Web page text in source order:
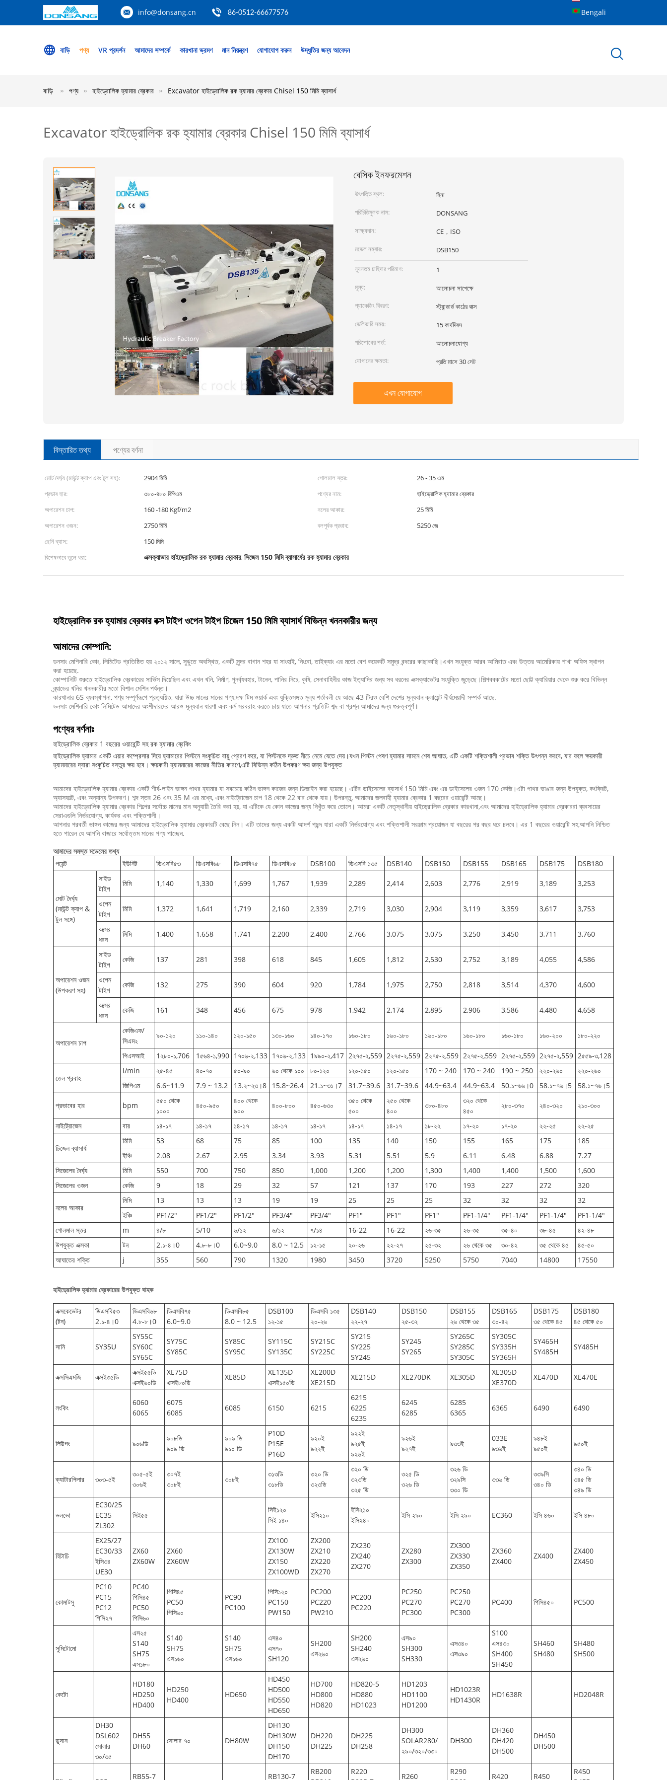
info@donsang.cn 86-0512-66677576 Bengali
বাড়ি পণ্য VR প্রদর্শন আমাদের সম্পর্কে কারখানা ভ্রমণ মান নিয়ন্ত্রণ যোগাযোগ করুন উদ্ধৃতির জন্য আবেদন
বাড়ি পণ্য হাইড্রোলিক হ্যামার ব্রেকার Excavator হাইড্রোলিক রক হ্যামার ব্রেকার Chisel 150 মিমি ব্যাসার্ধ
Excavator হাইড্রোলিক রক হ্যামার ব্রেকার Chisel 150 মিমি ব্যাসার্ধ
বেসিক ইনফরমেশন
উৎপত্তি স্থল:
হিনা
পরিচিতিমুলক নাম:
DONSANG
সাক্ষ্যদান:
CE，ISO
মডেল নম্বার:
DSB150
ন্যূনতম চাহিদার পরিমাণ:
1
মূল্য:
আলোচনা সাপেক্ষে
প্যাকেজিং বিবরণ:
স্ট্যান্ডার্ড কাঠের বাক্স
ডেলিভারি সময়:
15 কার্যদিবস
পরিশোধের শর্ত:
আলোচনাযোগ্য
যোগানের ক্ষমতা:
প্রতি মাসে 30 সেট
এখন যোগাযোগ
বিস্তারিত তথ্য পণ্যের বর্ণনা
মোট দৈর্ঘ্য (মাউন্ট ক্যাপ এবং টুল সহ): 2904 মিমি গোলমাল স্তর:
26 - 35 এম
প্রভাব হার:
৩৮০-৪৮০ বিপিএম পণ্যের নাম:
হাইড্রোলিক হ্যামার ব্রেকার
অপারেশন চাপ:
160 -180 Kgf/m2 নলের আকার:
25 মিমি
অপারেশন ওজন:
2750 মিমি বলপূর্বক প্রভাব:
5250 জে
ছেনি ব্যাস:
150 মিমি
বিশেষভাবে তুলে ধরা:
এক্সক্যাভার হাইড্রোলিক রক হ্যামার ব্রেকার,সিজেল 150 মিমি ব্যাসার্ধের রক হ্যামার ব্রেকার
হাইড্রোলিক রক হ্যামার ব্রেকার বক্স টাইপ ওপেন টাইপ চিজেল 150 মিমি ব্যাসার্ধ বিভিন্ন খননকারীর জন্য
আমাদের কোম্পানি:
ডনসাং মেশিনারি কোং, লিমিটেড প্রতিষ্ঠিত হয় ২০১২ সালে, সুঝুতে অবস্থিত, একটি সুন্দর বাগান শহর যা সাংহাই, নিংবো, তাইক্যাং এর মতো বেশ কয়েকটি সমুদ্র বন্দরের কাছাকাছি।এখন সংযুক্ত আরব আমিরাত এবং উত্তর আমেরিকায় শাখা অফিস স্থাপন
করা হয়েছে.
কোম্পানিটি শুরুতে হাইড্রোলিক ব্রেকারের সার্ভিস দিয়েছিল এবং এখন খনি, নির্মাণ, পুনর্ব্যবহার, টানেল, পানির নিচে, কৃষি, সেনাবাহিনীর কাজ ইত্যাদির জন্য সব ধরনের এক্সক্যাভেটর সংযুক্তি জুড়েছে।শিল্পববকাটের মতো ছোট্ট ক্যারিয়ার থেকে শুরু করে বিভিন্ন
ব্র্যাডের খনির খননকারীর মতো বিশাল মেশিন পর্যন্ত।
কারখানার 6S ব্যবস্থাপনা, পণ্য সম্পূর্ণরূপে প্রত্যয়িত, যারা উচ্চ মানের মানের পণ্য,দক্ষ টিম ওয়ার্ক এবং যুক্তিসঙ্গত মূল্য শর্তাবলী যে আছে 43 টিরও বেশি দেশের মূল্যবান ক্লায়েন্ট দীর্ঘমেয়াদী সম্পর্ক আছে.
ডনসাং মেশিনারি কোং লিমিটেড আমাদের অংশীদারদের আরও মূল্যবান ধারণা এবং কর্ম সরবরাহ করতে চায় যাতে আপনার প্রতিটি শব্দ বা প্রশ্ন আমাদের জন্য গুরুত্বপূর্ণ।
পণ্যের বর্ণনাঃ
হাইড্রোলিক ব্রেকার 1 বছরের ওয়ারেন্টি সহ রক হ্যামার ব্রেকিং
হাইড্রোলিক হ্যামার একটি এয়ার কম্প্রেসার দিয়ে হ্যামারের পিস্টনে সংকুচিত বায়ু প্রেরণ করে, যা পিস্টনকে দ্রুত নীচে নেমে যেতে দেয়।যখন পিস্টন পেষণ হ্যামার সামনে শেষ আঘাত, এটি একটি শক্তিশালী প্রভাব শক্তি উৎপন্ন করবে, যার ফলে ক্ষয়কারী
হ্যামমারের দ্বারা সংকুচিত বস্তুর ক্ষয় হবে। ক্ষয়কারী হ্যামমারের কাজের নীতির কারণে,এটি বিভিন্ন কঠিন উপকরণ ক্ষয় জন্য উপযুক্ত
আমাদের হাইড্রোলিক হ্যামার ব্রেকার একটি শীর্ষ-লাইন ভাঙ্গন পাথর হ্যামার যা সবচেয়ে কঠিন ভাঙ্গন কাজের জন্য ডিজাইন করা হয়েছে। এটির ডাইসেলের ব্যাসার্ধ 150 মিমি এবং এর ডাইসেলের ওজন 170 কেজি।এটা পাথর ভাঙার জন্য উপযুক্ত, কংক্রিট,
অ্যাসফাল্ট, এবং অন্যান্য উপকরণ। শব্দ স্তর 26 এবং 35 M এর মধ্যে, এবং নাইট্রোজেন চাপ 18 থেকে 22 বার থেকে যায়। উপরন্তু, আমাদের জলবাহী হ্যামার ব্রেকার 1 বছরের ওয়ারেন্টি আছে।
আমাদের হাইড্রোলিক হ্যামার ব্রেকার শিল্পের সর্বোচ্চ মানের মান অনুযায়ী তৈরি করা হয়, যা এটিকে যে কোন কাজের জন্য নিখুঁত করে তোলে। আমরা একটি নেতৃস্থানীয় হাইড্রোলিক ব্রেকার কারখানা,এবং আমাদের হাইড্রোলিক হ্যামার ব্রেকাররা ব্যবসায়ের
সেরাএগুলি নির্ভরযোগ্য, কার্যকর এবং শক্তিশালী।
আপনার পরবর্তী ভাঙ্গন কাজের জন্য আমাদের হাইড্রোলিক হ্যামার ব্রেকারটি বেছে নিন। এটি তাদের জন্য একটি আদর্শ পছন্দ যারা একটি নির্ভরযোগ্য এবং শক্তিশালী সরঞ্জাম প্রয়োজন যা বছরের পর বছর ধরে চলবে। এর 1 বছরের ওয়ারেন্টি সহ,আপনি নিশ্চিত
হতে পারেন যে আপনি বাজারে সর্বোত্তম মানের পণ্য পাচ্ছেন.
আমাদের সমস্ত মডেলের তথ্য
পয়েন্ট
ইউনিট ডিএসবি৫৩ ডিএসবি৬৮ ডিএসবি৭৫ ডিএসবি৮৫ DSB100 ডিএসবি ১৩৫ DSB140 DSB150 DSB155 DSB165 DSB175 DSB180
মোট দৈর্ঘ্য
(মাউন্ট ক্যাপ &
টুল সঙ্গে)
সাইড
টাইপ
মিমি 1,140 1,330 1,699 1,767 1,939 2,289 2,414 2,603 2,776 2,919 3,189 3,253
ওপেন
টাইপ
মিমি 1,372 1,641 1,719 2,160 2,339 2,719 3,030 2,904 3,119 3,359 3,617 3,753
বক্সের
ধরন
মিমি 1,400 1,658 1,741 2,200 2,400 2,766 3,075 3,075 3,250 3,450 3,711 3,760
অপারেশন ওজন
(উপকরণ সহ)
সাইড
টাইপ
কেজি 137 281 398 618 845 1,605 1,812 2,530 2,752 3,189 4,055 4,586
ওপেন
টাইপ
কেজি 132 275 390 604 920 1,784 1,975 2,750 2,818 3,514 4,370 4,600
বক্সের
ধরন
কেজি 161 348 456 675 978 1,942 2,174 2,895 2,906 3,586 4,480 4,658
অপারেশন চাপ
কেজিএফ/
সিএম২
৯০-১২০ ১১০-১৪০ ১২০-১৫০ ১৩০-১৬০ ১৪০-১৭০ ১৬০-১৮০ ১৬০-১৮০ ১৬০-১৮০ ১৬০-১৮০ ১৬০-১৮০ ১৬০-২০০ ১৮০-২২০
পিএসআই 1২৮০-১,706 1৫৬৪-১,990 1৭০৬-২,133 1৭০৬-২,133 1৯৯০-২,417 2২৭৫-২,559 2২৭৫-২,559 2২৭৫-২,559 2২৭৫-২,559 2২৭৫-২,559 2২৭৫-২,559 2৫৫৯-৩,128
তেল প্রবাহ
l/min ২৫-৪৫ ৪০-৭০ ৫০-৯০ ৬০ থেকে ১০০ ৮০-১২০ ১২০-১৫০ ১২০-১৫০ 170 ~ 240 170 ~ 240 190 ~ 250 ২২০-২৬০
২২০-২৬০
জিপিএম
6.6~11.9 7.9 ~ 13.2 13.২~২৩।8 15.8~26.4 21.১~৩১।7 31.7~39.6 31.7~39.6 44.9~63.4 44.9~63.4 50.১~৬৬।0 58.১~৭৬।5 58.১~৭৬।5
প্রভাবের হার bpm
৫৫০ থেকে
১০০০
৪৫০-৯৫০
৪০০ থেকে
৯০০
৪০০-৮০০ ৪৫০-৬৩০
৩৫০ থেকে
৫০০
২৫০ থেকে
৪০০
৩৮০-৪৮০
৩২০ থেকে
৪৫০
২৮০-৩৭০ ২৪০-৩২০ ২১০-৩০০
নাইট্রোজেন বার ১৪-১৭ ১৪-১৭ ১৪-১৭ ১৪-১৭ ১৪-১৭ ১৪-১৭ ১৪-১৭ ১৮-২২ ১৭-২০ ১৭-২০ ২২-২৫ ২২-২৫
চিজেল ব্যাসার্ধ
মিমি 53 68 75 85 100 135 140 150 155 165 175
185
ইঞ্চি
2.08 2.67 2.95 3.34 3.93 5.31 5.51 5.9 6.11 6.48 6.88
7.27
সিজেলের দৈর্ঘ্য
মিমি 550 700 750 850 1,000 1,200 1,200 1,300 1,400 1,400 1,500
1,600
সিজেলের ওজন
কেজি 9 18 29 32 57 121 137 170 193 227 272 320
নলের আকার
মিমি 13 13 13 19 19 25 25 25 32 32 32
32
ইঞ্চি
PF1/2" PF1/2" PF1/2" PF3/4" PF3/4" PF1" PF1" PF1" PF1-1/4" PF1-1/4" PF1-1/4"
PF1-1/4"
গোলমাল স্তর
m ৪/৮ 5/10 ৬/১২ ৬/১২ ৭/১৪ 16-22 16-22 ২৬-৩৫ ২৬-৩৫ ৩৫-৪০ ৩৮-৪৫
৪২-৪৮
উপযুক্ত এক্সকা
টন 2.১-৪।0 4.৮-৮।0 6.0~9.0 8.0 ~ 12.5 ১২-১৫ ২০-২৬ ২২-২৭ ২৫-৩২ ২৬ থেকে ৩৫ ৩০-৪২ ৩৫ থেকে ৪৫
৪৫-৫০
আঘাতের শক্তি
j 355 560 790 1320 1980 3450 3720 5250 5750 7040 14800 17550
হাইড্রোলিক হ্যামার ব্রেকারের উপযুক্ত বাহক
এক্সকেভেটর
(টন)
ডিএসবি৫৩
2.১-৪।0
ডিএসবি৬৮
4.৮-৮।0
ডিএসবি৭৫
6.0~9.0
ডিএসবি৮৫
8.0 ~ 12.5
DSB100
১২-১৫
ডিএসবি ১৩৫
২০-২৬
DSB140
২২-২৭
DSB150
২৫-৩২
DSB155
২৬ থেকে ৩৫
DSB165
৩০-৪২
DSB175
৩৫ থেকে ৪৫
DSB180
৪৫ থেকে ৫০
সানি SY35U
SY55C
SY60C
SY65C
SY75C
SY85C
SY85C
SY95C
SY115C
SY135C
SY215C
SY225C
SY215
SY225
SY245
SY245
SY265
SY265C
SY285C
SY305C
SY305C
SY335H
SY365H
SY465H
SY485H
SY485H
এক্সসিএমজি এক্সই৩৫ডি
এক্সই৫৫ডি
এক্সই৬০ডি
XE75D
এক্সই৮০ডি
XE85D
XE135D
এক্সই১৫০ডি
XE200D
XE215D
XE215D XE270DK XE305D
XE305D
XE370D
XE470D XE470E
লংকিং
6060
6065
6075
6085
6085 6150 6215
6215
6225
6235
6245
6285
6285
6365
6365 6490 6490
লিউগং ৯০৬ডি
৯০৮ডি
৯০৯ ডি
৯০৯ ডি
৯১০ ডি
P10D
P15E
P16D
৯২০ই
৯২২ই
৯২২ই
৯২৫ই
৯২৬ই
৯২৬ই
৯২৭ই
৯৩৩ই
033E
৯৩৬ই
৯৪৮ই
৯৫০ই
৯৫০ই
ক্যাটারপিলার ৩০৩-৫ই
৩০৫-৫ই
৩০৬ই
৩০৭ই
৩০৮ই
৩০৮ই
৩১৩ডি
৩১৮ডি
৩২০ ডি
৩২৩ডি
৩২০ ডি
৩২৩ডি
৩২৫ ডি
৩২৫ ডি
৩২৬ ডি
৩২৬ ডি
৩২৯সি
৩৩০ ডি
৩৩৬ ডি
৩৩৯সি
৩৪০ ডি
৩৪০ ডি
৩৪৫ ডি
৩৪৯ ডি
ভলভো
EC30/25
EC35
ZL302
সিই৫৫
সিই১২০
সিই ১৪০
ইসি২১০
ইসি২১০
ইসি২৪০
ইসি ২৯০ ইসি ২৯০ EC360 ইসি ৪৬০ ইসি ৪৮০
হিটাচি
EX25/27
EC30/33
ইসি৩৪
UE30
ZX60
ZX60W
ZX60
ZX60W
ZX100
ZX130W
ZX150
ZX100WD
ZX200
ZX210
ZX220
ZX270
ZX230
ZX240
ZX270
ZX280
ZX300
ZX300
ZX330
ZX350
ZX360
ZX400
ZX400
ZX400
ZX450
কোমাটসু
PC10
PC15
PC12
পিসি২৭
PC40
পিসি৪৫
PC50
পিসি৬০
পিসি৪৫
PC50
পিসি৬০
PC90
PC100
পিসি১২০
PC150
PW150
PC200
PC220
PW210
PC200
PC220
PC250
PC270
PC300
PC250
PC270
PC300
PC400 পিসি৪৫০ PC500
সুমিটোমো
এস২৫
S140
SH75
এস১৮০
S140
SH75
এস১৬০
S140
SH75
এস১৬০
এস৪০
এস৭০
SH120
SH200
এস২৬০
SH200
SH240
এস২৬০
এস৯০
SH300
SH330
এস৩৪০
এস৩৯০
S100
এস৪৩০
SH400
SH450
SH460
SH480
SH480
SH500
কেটো
HD180
HD250
HD400
HD250
HD400
HD650
HD450
HD500
HD550
HD650
HD700
HD800
HD820
HD820-5
HD880
HD1023
HD1203
HD1100
HD1200
HD1023R
HD1430R
HD1638R HD2048R
ডুসান
DH30
DSL602
সোলার
৩০/৩৫
DH55
DH60
সোলার ৭০ DH80W
DH130
DH130W
DH150
DH170
DH220
DH225
DH225
DH258
DH300
SOLAR280/
২৯০/৩২০/৩৩০
DH300
DH360
DH420
DH500
DH450
DH500
RB55-7 RB130-7
RB200
R220
R260
R290
R420 R450
R450